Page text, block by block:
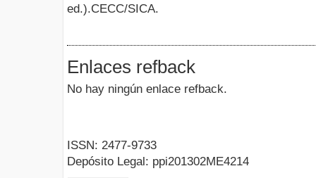
ed.).CECC/SICA.
Enlaces refback
No hay ningún enlace refback.
ISSN: 2477-9733
Depósito Legal: ppi201302ME4214